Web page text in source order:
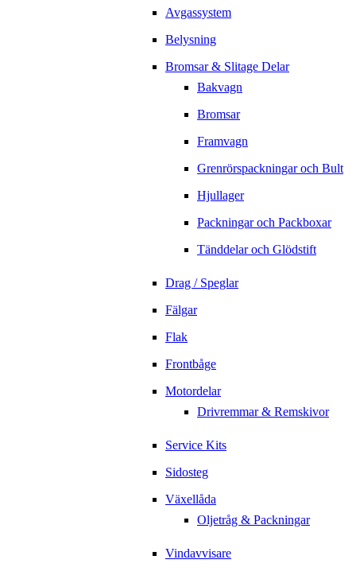
Avgassystem
Belysning
Bromsar & Slitage Delar
Bakvagn
Bromsar
Framvagn
Grenrörspackningar och Bult
Hjullager
Packningar och Packboxar
Tänddelar och Glödstift
Drag / Speglar
Fälgar
Flak
Frontbåge
Motordelar
Drivremmar & Remskivor
Service Kits
Sidosteg
Växellåda
Oljetråg & Packningar
Vindavvisare